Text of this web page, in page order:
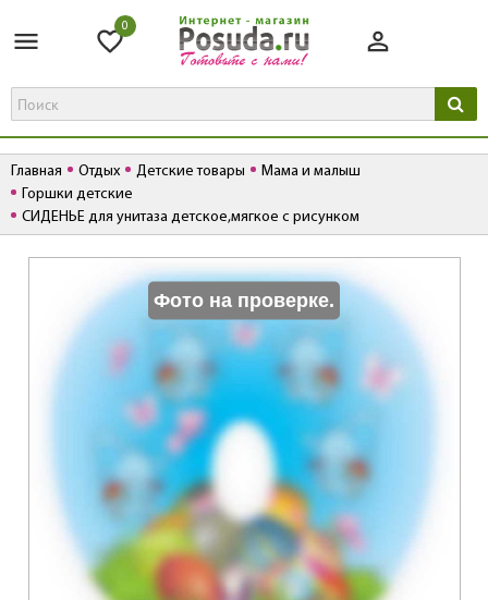
0
Главная Отдых Детские товары
Мама и малыш
Горшки детские
СИДЕНЬЕ для унитаза детское,мягкое с рисунком
Фото на проверке.